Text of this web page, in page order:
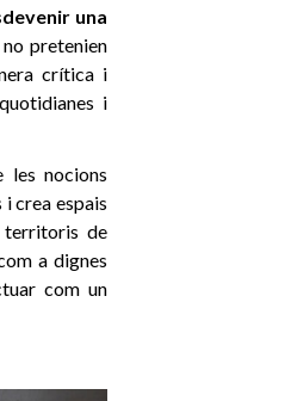
una
pretenien
crítica i
i
les nocions
crea espais
territoris de
a dignes
com un